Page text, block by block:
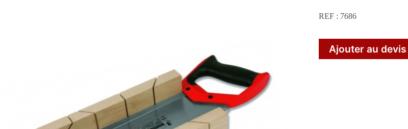
REF : 7686
Ajouter au devis